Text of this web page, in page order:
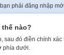
phải đăng nhập
thế nào?
sau đó điền chính
phía dưới.